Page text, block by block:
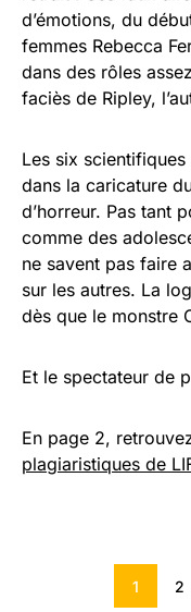
d’émotions, du
femmes Rebecca
dans des rôles
faciès de Ripley,
Les six
dans la caricature
d’horreur. Pas tant
comme des
ne savent pas faire
sur les autres. La
dès que le monstre
Et le spectateur de
En page 2,
plagiaristiques de
1 2